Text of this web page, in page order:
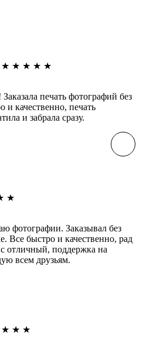
★ ★ ★ ★ ★
печать фотографий без
и качественно, печать
и забрала сразу.
★
фотографии. Заказывал без
Все быстро и качественно, рад
отличный, поддержка на
всем друзьям.
★ ★ ★